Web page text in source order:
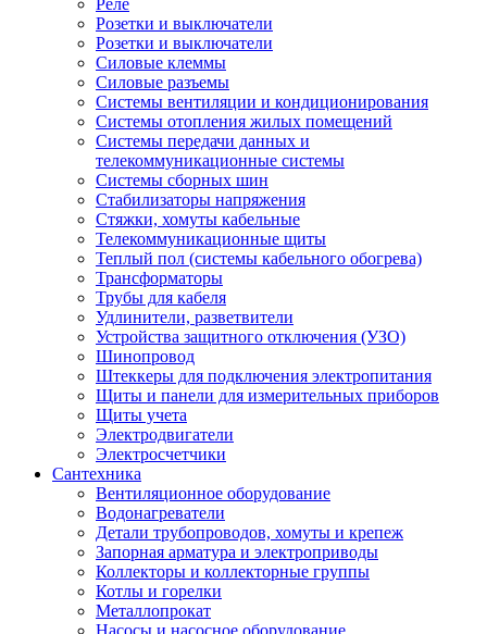
Розетки и выключатели
Розетки и выключатели
Силовые клеммы
Силовые разъемы
Системы вентиляции и кондиционирования
Системы отопления жилых помещений
Системы передачи данных и
телекоммуникационные системы
Системы сборных шин
Стабилизаторы напряжения
Стяжки, хомуты кабельные
Телекоммуникационные щиты
Теплый пол (системы кабельного обогрева)
Трансформаторы
Трубы для кабеля
Удлинители, разветвители
Устройства защитного отключения (УЗО)
Шинопровод
Штеккеры для подключения электропитания
Щиты и панели для измерительных приборов
Щиты учета
Электродвигатели
Электросчетчики
Сантехника
Вентиляционное оборудование
Водонагреватели
Детали трубопроводов, хомуты и крепеж
Запорная арматура и электроприводы
Коллекторы и коллекторные группы
Котлы и горелки
Металлопрокат
Насосы и насосное оборудование